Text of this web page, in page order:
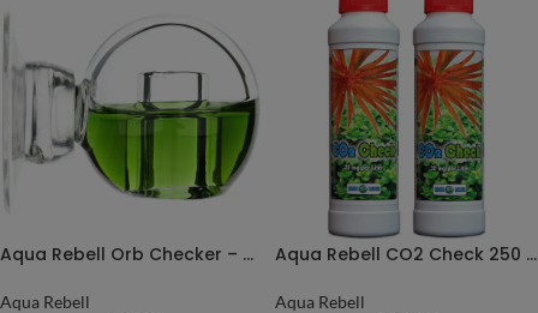
Aqua Rebell Orb Checker – CO2 Dauertest
Aqua Rebell
Aqua Rebell CO2 Check 250 ml – Dauertest Flüssigkeit
Aqua Rebell